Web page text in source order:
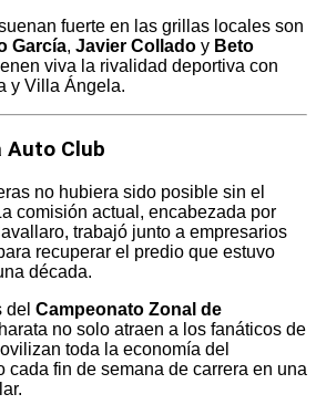
fuerte en las grillas locales son
García, Javier Collado y Beto
viva la rivalidad deportiva con
y Villa Ángela.
Auto Club
no hubiera sido posible sin el
comisión actual, encabezada por
trabajó junto a empresarios
recuperar el predio que estuvo
década.
del Campeonato Zonal de
no solo atraen a los fanáticos de
toda la economía del
cada fin de semana de carrera en una